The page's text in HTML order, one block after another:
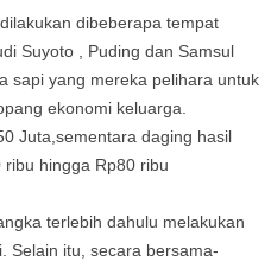
dibeberapa tempat
Suyoto , Puding dan Samsul
sapi yang mereka pelihara untuk
ekonomi keluarga.
Juta,sementara daging hasil
hingga Rp80 ribu
terlebih dahulu melakukan
Selain itu, secara bersama-